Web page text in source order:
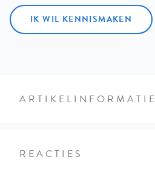
IK WIL KENNISMAKEN
ARTIKELINFORMATIE
REACTIES